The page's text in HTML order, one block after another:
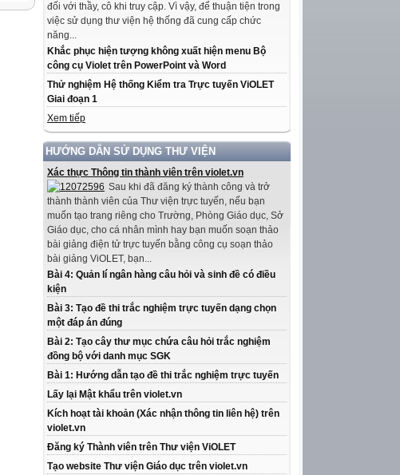
đối với thầy, cô khi truy cập. Vì vậy, để thuận tiện trong
việc sử dụng thư viện hệ thống đã cung cấp chức
năng...
Khắc phục hiện tượng không xuất hiện menu Bộ
công cụ Violet trên PowerPoint và Word
Thử nghiệm Hệ thống Kiểm tra Trực tuyến ViOLET
Giai đoạn 1
Xem tiếp
HƯỚNG DẪN SỬ DỤNG THƯ VIỆN
Xác thực Thông tin thành viên trên violet.vn
Sau khi đã đăng ký thành công và trở
thành thành viên của Thư viện trực tuyến, nếu bạn
muốn tạo trang riêng cho Trường, Phòng Giáo dục, Sở
Giáo dục, cho cá nhân mình hay bạn muốn soạn thảo
bài giảng điện tử trực tuyến bằng công cụ soạn thảo
bài giảng ViOLET, bạn...
Bài 4: Quản lí ngân hàng câu hỏi và sinh đề có điều
kiện
Bài 3: Tạo đề thi trắc nghiệm trực tuyến dạng chọn
một đáp án đúng
Bài 2: Tạo cây thư mục chứa câu hỏi trắc nghiệm
đồng bộ với danh mục SGK
Bài 1: Hướng dẫn tạo đề thi trắc nghiệm trực tuyến
Lấy lại Mật khẩu trên violet.vn
Kích hoạt tài khoản (Xác nhận thông tin liên hệ) trên
violet.vn
Đăng ký Thành viên trên Thư viện ViOLET
Tạo website Thư viện Giáo dục trên violet.vn